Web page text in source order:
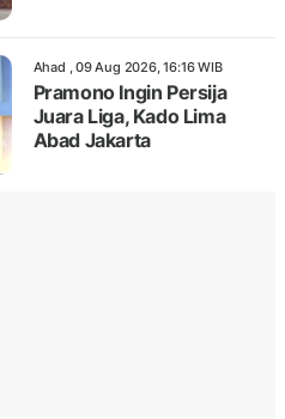
Ahad , 09 Aug 2026, 16:16 WIB
Pramono Ingin Persija
Juara Liga, Kado Lima
Abad Jakarta